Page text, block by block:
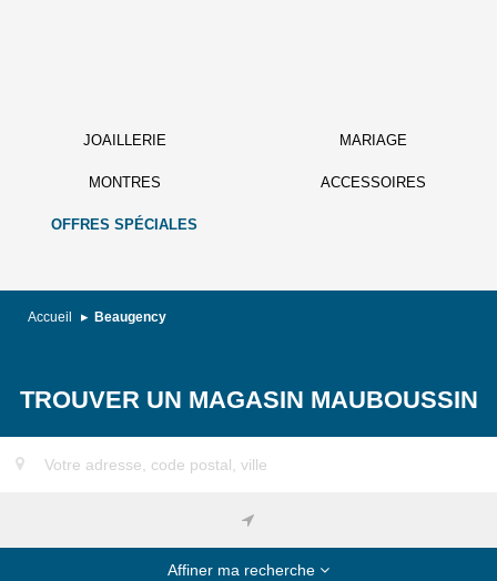
JOAILLERIE MARIAGE
MONTRES ACCESSOIRES
OFFRES SPÉCIALES
Accueil Beaugency
TROUVER UN MAGASIN MAUBOUSSIN
Affiner ma recherche